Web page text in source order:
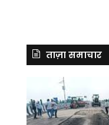
ताज़ा समाचार